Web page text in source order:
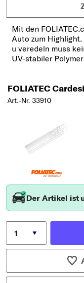
Mit den
Auto zum
u veredeln muss
UV-stabiler
FOLIATEC
Art.-Nr. 33910
Der Artikel ist